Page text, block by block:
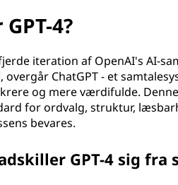
4?
iteration af OpenAI's AI-
ChatGPT - et
og mere værdifulde.
for ordvalg, struktur,
bevares.
GPT-4 sig fra